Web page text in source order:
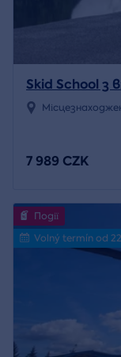
Skid School з
7 989 CZK
Події
Volný termín od